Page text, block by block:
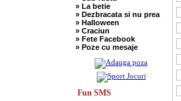
» Romani
» Sadice
» Secretare
» Sefi
» Scotieni
» Seci
» Soacre
» Sport
» Soferi
» Tarani
» Tigani
» La betie
» Dezbracata si nu prea
» Halloween
» Craciun
» Fete Facebook
» Poze cu mesaje
Fun SMS